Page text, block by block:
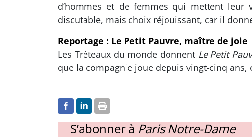
d’hommes et de femmes qui mettent
discutable, mais choix réjouissant, car il
Reportage : Le Petit Pauvre, maître de joie
Les Tréteaux du monde donnent Le Petit
que la compagnie joue depuis vingt-cinq ans,
S’abonner à Paris Notre-Dame